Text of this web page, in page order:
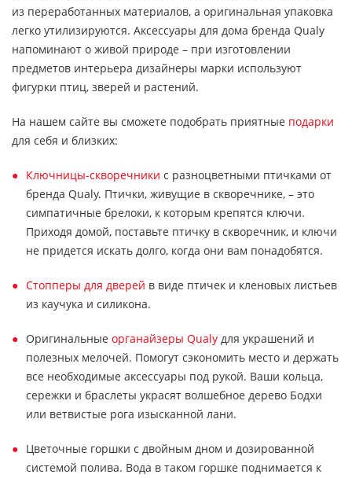
из переработанных материалов, а оригинальная упаковка
легко утилизируются. Аксессуары для дома бренда Qualy
напоминают о живой природе – при изготовлении
предметов интерьера дизайнеры марки используют
фигурки птиц, зверей и растений.
На нашем сайте вы сможете подобрать приятные подарки
для себя и близких:
Ключницы-скворечники с разноцветными птичками от
бренда Qualy. Птички, живущие в скворечнике, – это
симпатичные брелоки, к которым крепятся ключи.
Приходя домой, поставьте птичку в скворечник, и ключи
не придется искать долго, когда они вам понадобятся.
Стопперы для дверей в виде птичек и кленовых листьев
из каучука и силикона.
Оригинальные органайзеры Qualy для украшений и
полезных мелочей. Помогут сэкономить место и держать
все необходимые аксессуары под рукой. Ваши кольца,
сережки и браслеты украсят волшебное дерево Бодхи
или ветвистые рога изысканной лани.
Цветочные горшки с двойным дном и дозированной
системой полива. Вода в таком горшке поднимается к